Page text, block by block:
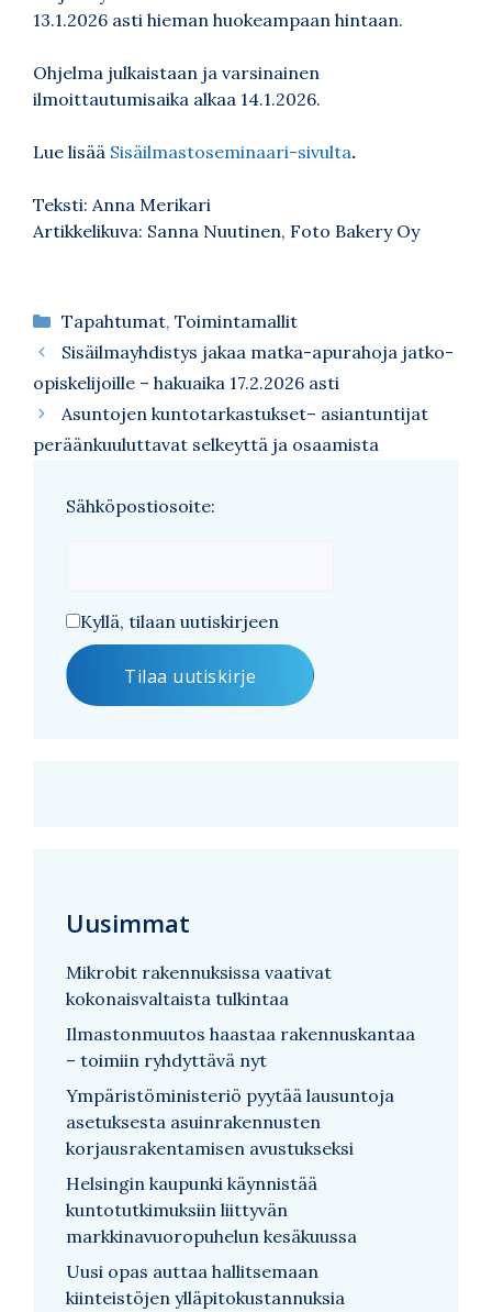
13.1.2026 asti hieman huokeampaan hintaan.
Ohjelma julkaistaan ja varsinainen
ilmoittautumisaika alkaa 14.1.2026.
Lue lisää Sisäilmastoseminaari-sivulta.
Teksti: Anna Merikari
Artikkelikuva: Sanna Nuutinen, Foto Bakery Oy
Kategoriat
Tapahtumat, Toimintamallit
Sisäilmayhdistys jakaa matka-apurahoja jatko-
opiskelijoille – hakuaika 17.2.2026 asti
Asuntojen kuntotarkastukset– asiantuntijat
peräänkuuluttavat selkeyttä ja osaamista
Sähköpostiosoite:
Kyllä, tilaan uutiskirjeen
Uusimmat
Mikrobit rakennuksissa vaativat
kokonaisvaltaista tulkintaa
Ilmastonmuutos haastaa rakennuskantaa
– toimiin ryhdyttävä nyt
Ympäristöministeriö pyytää lausuntoja
asetuksesta asuinrakennusten
korjausrakentamisen avustukseksi
Helsingin kaupunki käynnistää
kuntotutkimuksiin liittyvän
markkinavuoropuhelun kesäkuussa
Uusi opas auttaa hallitsemaan
kiinteistöjen ylläpitokustannuksia